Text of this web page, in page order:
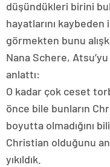
düşündükleri birini
hayatlarını kaybeden
görmekten bunu
Nana Schere,
anlattı:
O kadar çok ceset
önce bile bunların
boyutta olmadığını
Christian olduğunu
yıkıldık.